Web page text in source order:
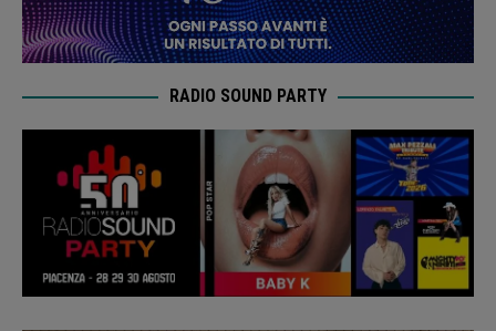
RADIO SOUND PARTY